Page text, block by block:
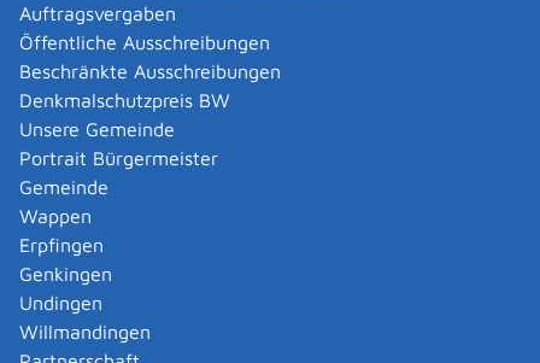
Auftragsvergaben
Öffentliche Ausschreibungen
Beschränkte Ausschreibungen
Denkmalschutzpreis BW
Unsere Gemeinde
Portrait Bürgermeister
Gemeinde
Wappen
Erpfingen
Genkingen
Undingen
Willmandingen
Regenwasser beantragen oder anzeigen
Abweichende Regelungen zum Schichtbetrieb
beantragen
Abweichende Ruhezeit beantragen
Adoption - Akteneinsicht beantragen
Adoption - sich als Adoptiveltern bewerben
Adoption eines ausländischen Kindes -
Beurkundung im Geburtenregister beantragen
Adoption eines ausländischen Kindes -
Umwandlung einer schwachen in eine starke
Adoption beantragen
Adoption eines deutschen Kindes - Beurkundung